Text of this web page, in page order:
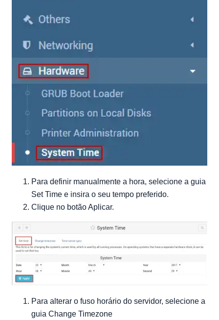
Para definir manualmente a hora, selecione a guia
Set Time e insira o seu tempo preferido.
Clique no botão Aplicar.
Para alterar o fuso horário do servidor, selecione a
guia Change Timezone